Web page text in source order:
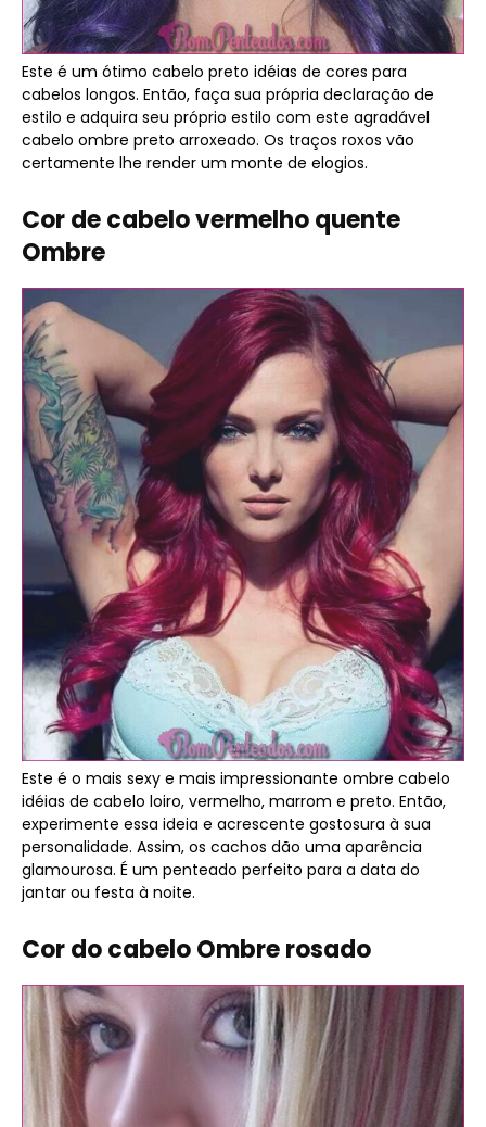
Este é um ótimo cabelo preto idéias de cores para
cabelos longos. Então, faça sua própria declaração de
estilo e adquira seu próprio estilo com este agradável
cabelo ombre preto arroxeado. Os traços roxos vão
certamente lhe render um monte de elogios.
Cor de cabelo vermelho quente
Ombre
Este é o mais sexy e mais impressionante ombre cabelo
idéias de cabelo loiro, vermelho, marrom e preto. Então,
experimente essa ideia e acrescente gostosura à sua
personalidade. Assim, os cachos dão uma aparência
glamourosa. É um penteado perfeito para a data do
jantar ou festa à noite.
Cor do cabelo Ombre rosado